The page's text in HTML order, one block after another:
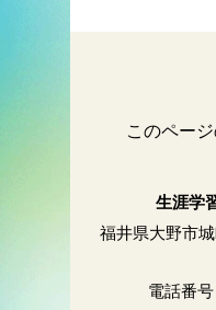
このペー
生涯学
福井県大野市
電話番